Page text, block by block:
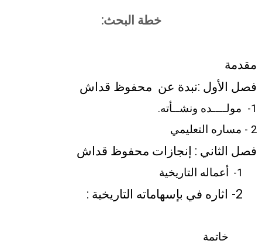
خطة البحث:
مقدمة
فصل الأول :نبدة عن محفوظ قداش
1- مولــــده ونشــأته.
2 - مساره التعليمي
فصل الثاني : إنجازات محفوظ قداش
1- أعماله التاريخية
2- اثاره في بإسهاماته التاريخية :
خاتمة